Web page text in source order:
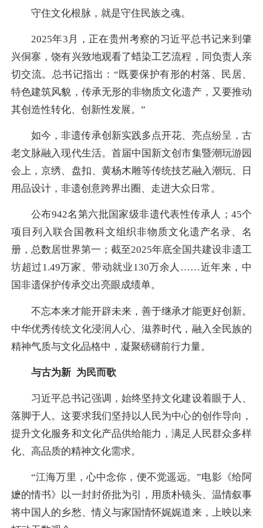
守住文化根脉，就是守住民族之魂。
2025年3月，正在贵州考察的习近平总书记来到肇
兴侗寨，饶有兴致地观看了蜡染工艺流程，同负责人亲
切交流。总书记指出：“既要保护有形的村落、民居、
特色建筑风貌，传承无形的非物质文化遗产，又要推动
其创造性转化、创新性发展。”
如今，非遗传承创新实践多点开花、亮点纷呈，古
老文脉融入现代生活。首届中国新文创市集暨潮玩游园
会上，京绣、盘扣、黄杨木雕等传统技艺融入潮玩、日
用品设计，非遗创意跨界出圈、走进大众日常。
公布942名第六批国家级非遗代表性传承人；45个
项目列入联合国教科文组织非物质文化遗产名录、名
册，总数居世界第一；截至2025年底全国共建设非遗工
坊超过1.49万家、带动就业130万余人……近年来，中
国非遗保护传承交出亮眼成绩单。
不忘本来才能开辟未来，善于继承才能更好创新。
中华优秀传统文化浸润人心、滋养时代，融入全民族的
精神气质与文化品格中，凝聚磅礴前行力量。
与古为新 为民而歌
习近平总书记强调，始终坚持文化建设着眼于人、
落脚于人。这要求我们坚持以人民为中心的创作导向，
提升文化服务和文化产品供给能力，满足人民群众多样
化、高品质的精神文化需求。
“江海万里，心中念你，便不觉遥远。”电影《给阿
嬷的情书》以一封封侨批为引，用质朴镜头、温情叙事
将中国人的乡愁、情义与家国情怀娓娓道来，上映以来